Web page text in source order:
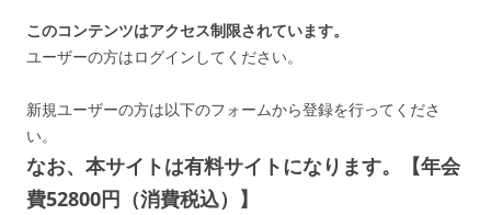
このコンテンツはアクセス制限されています。
ユーザーの方はログインしてください。
新規ユーザーの方は以下のフォームから登録を行ってくださ
い。
なお、本サイトは有料サイトになります。【年会
費52800円（消費税込）】